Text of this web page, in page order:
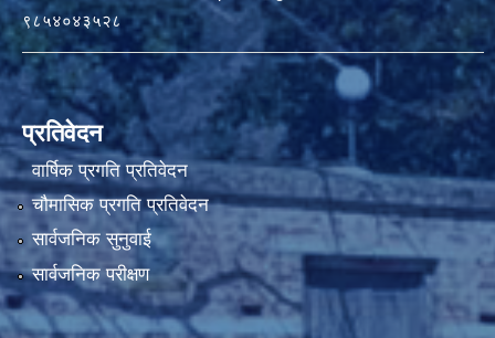
९८५४०४३५२८
प्रतिवेदन
वार्षिक प्रगति प्रतिवेदन
चौमासिक प्रगति प्रतिवेदन
सार्वजनिक सुनुवाई
सार्वजनिक परीक्षण